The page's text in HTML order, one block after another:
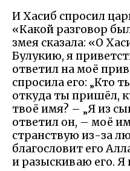
И Хасиб спросил
«Какой разговор
змея сказала: «О
Булукию, я
ответил на моё
спросила его: „Кто
откуда ты пришёл,
твоё имя? – „Я из
ответил он, – моё
странствую из-за
благословит его
и разыскиваю его. Я